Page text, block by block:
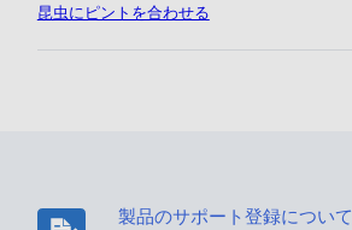
昆虫にピントを合わせる
製品のサポート登録について